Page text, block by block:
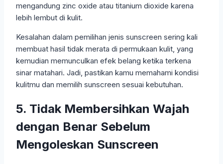
mengandung zinc oxide atau titanium dioxide karena
lebih lembut di kulit.
Kesalahan dalam pemilihan jenis sunscreen sering kali
membuat hasil tidak merata di permukaan kulit, yang
kemudian memunculkan efek belang ketika terkena
sinar matahari. Jadi, pastikan kamu memahami kondisi
kulitmu dan memilih sunscreen sesuai kebutuhan.
5. Tidak Membersihkan Wajah
dengan Benar Sebelum
Mengoleskan Sunscreen